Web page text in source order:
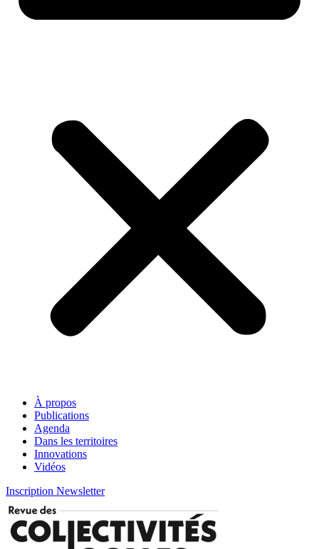
À propos
Publications
Agenda
Dans les territoires
Innovations
Vidéos
Inscription Newsletter